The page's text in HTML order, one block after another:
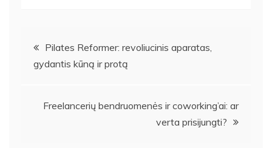
Navigacija
tarp
įrašų
Pilates Reformer: revoliucinis aparatas,
gydantis kūną ir protą
Freelancerių bendruomenės ir coworking’ai: ar
verta prisijungti?